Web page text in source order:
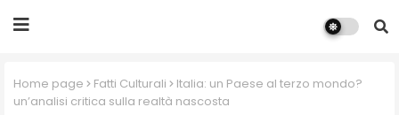
Home page Fatti Culturali
Italia: un Paese al terzo mondo?
un’analisi critica sulla realtà nascosta